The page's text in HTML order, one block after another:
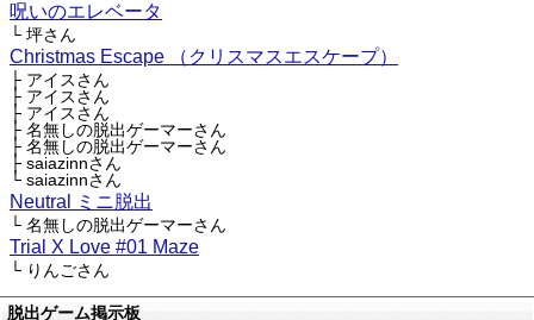
呪いのエレベータ
└ 坪さん
Christmas Escape （クリスマスエスケープ）
├ アイスさん
├ アイスさん
├ アイスさん
├ 名無しの脱出ゲーマーさん
├ 名無しの脱出ゲーマーさん
├ saiazinnさん
└ saiazinnさん
Neutral ミニ脱出
└ 名無しの脱出ゲーマーさん
Trial X Love #01 Maze
└ りんごさん
脱出ゲーム掲示板